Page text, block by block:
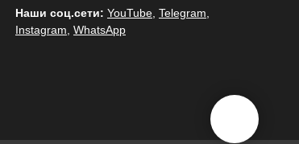
Наши соц.сети: YouTube Telegram
Instagram WhatsApp